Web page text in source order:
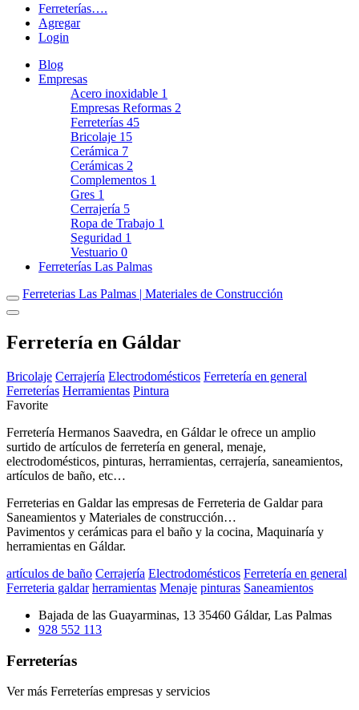
Ferreterías….
Agregar
Login
Blog
Empresas
Acero inoxidable 1
Empresas Reformas 2
Ferreterías 45
Bricolaje 15
Cerámica 7
Cerámicas 2
Complementos 1
Gres 1
Cerrajería 5
Ropa de Trabajo 1
Seguridad 1
Vestuario 0
Ferreterías Las Palmas
Ferreterias Las Palmas | Materiales de Construcción
Ferretería en Gáldar
Bricolaje Cerrajería Electrodomésticos Ferretería en general
Ferreterías Herramientas Pintura
Favorite
Ferretería Hermanos Saavedra, en Gáldar le ofrece un amplio
surtido de artículos de ferretería en general, menaje,
electrodomésticos, pinturas, herramientas, cerrajería, saneamientos,
artículos de baño, etc…
Ferreterias en Galdar las empresas de Ferreteria de Galdar para
Saneamientos y Materiales de construcción…
Pavimentos y cerámicas para el baño y la cocina, Maquinaría y
herramientas en Gáldar.
artículos de baño Cerrajería Electrodomésticos Ferretería en general
Ferreteria galdar herramientas Menaje pinturas Saneamientos
Bajada de las Guayarminas, 13 35460 Gáldar, Las Palmas
928 552 113
Ferreterías
Ver más Ferreterías empresas y servicios